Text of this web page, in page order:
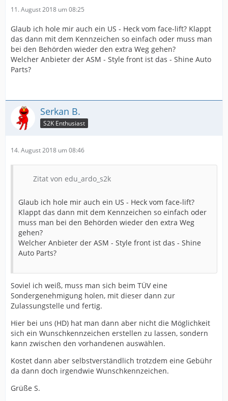
11. August 2018 um 08:25
Glaub ich hole mir auch ein US - Heck vom face-lift? Klappt
das dann mit dem Kennzeichen so einfach oder muss man
bei den Behörden wieder den extra Weg gehen?
Welcher Anbieter der ASM - Style front ist das - Shine Auto
Parts?
Serkan B.
S2K Enthusiast
14. August 2018 um 08:46
Zitat von edu_ardo_s2k
Glaub ich hole mir auch ein US - Heck vom face-lift?
Klappt das dann mit dem Kennzeichen so einfach oder
muss man bei den Behörden wieder den extra Weg
gehen?
Welcher Anbieter der ASM - Style front ist das - Shine
Auto Parts?
Soviel ich weiß, muss man sich beim TÜV eine
Sondergenehmigung holen, mit dieser dann zur
Zulassungstelle und fertig.
Hier bei uns (HD) hat man dann aber nicht die Möglichkeit
sich ein Wunschkennzeichen erstellen zu lassen, sondern
kann zwischen den vorhandenen auswählen.
Kostet dann aber selbstverständlich trotzdem eine Gebühr
da dann doch irgendwie Wunschkennzeichen.
Grüße S.